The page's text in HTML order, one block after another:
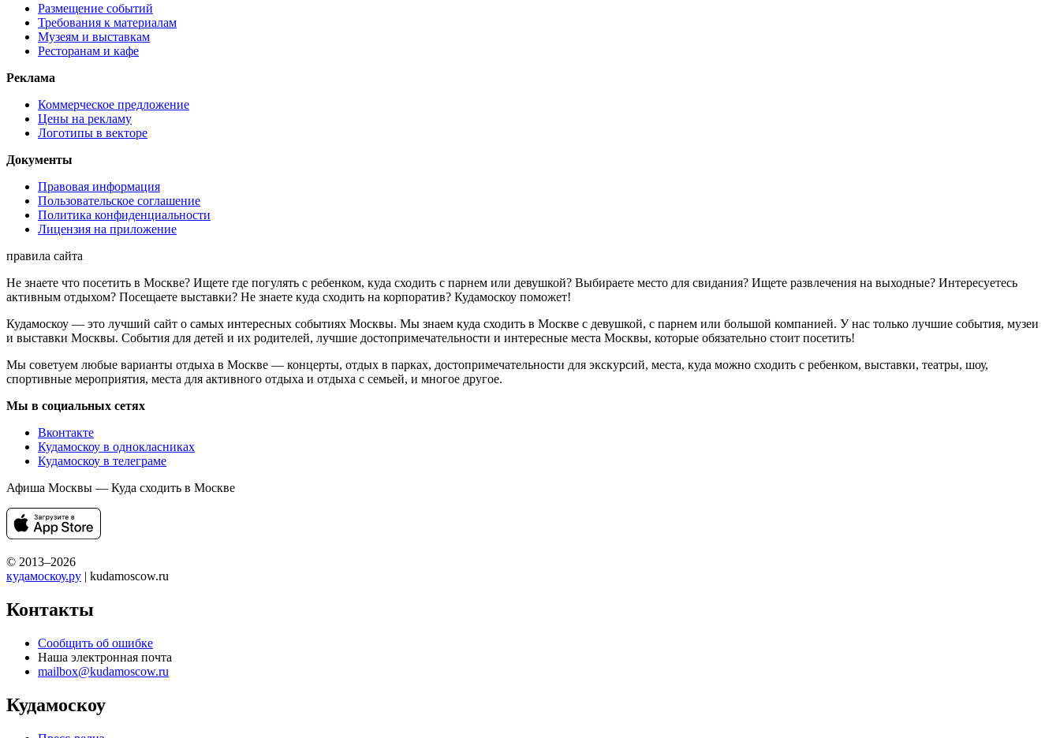
Размещение событий
Требования к материалам
Музеям и выставкам
Ресторанам и кафе
Реклама
Коммерческое предложение
Цены на рекламу
Логотипы в векторе
Документы
Правовая информация
Пользовательское соглашение
Политика конфиденциальности
Лицензия на приложение
правила сайта
Не знаете что посетить в Москве? Ищете где погулять с ребенком, куда сходить с парнем или девушкой? Выбираете место для свидания? Ищете развлечения на выходные? Интересуетесь
активным отдыхом? Посещаете выставки? Не знаете куда сходить на корпоратив? Кудамоскоу поможет!
Кудамоскоу — это лучший сайт о самых интересных событиях Москвы. Мы знаем куда сходить в Москве с девушкой, с парнем или большой компанией. У нас только лучшие события, музеи
и выставки Москвы. События для детей и их родителей, лучшие достопримечательности и интересные места Москвы, которые обязательно стоит посетить!
Мы советуем любые варианты отдыха в Москве — концерты, отдых в парках, достопримечательности для экскурсий, места, куда можно сходить с ребенком, выставки, театры, шоу,
спортивные мероприятия, места для активного отдыха и отдыха с семьей, и многое другое.
Мы в социальных сетях
Вконтакте
Кудамоскоу в однокласниках
Кудамоскоу в телеграме
Афиша Москвы — Куда сходить в Москве
© 2013–2026
кудамоскоу.ру | kudamoscow.ru
Контакты
Сообщить об ошибке
Наша электронная почта
mailbox@kudamoscow.ru
Кудамоскоу